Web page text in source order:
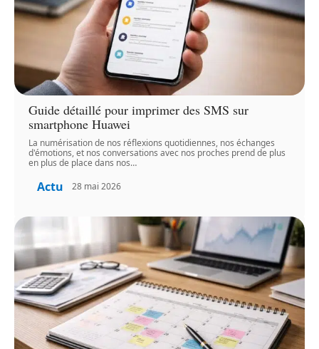
Guide détaillé pour imprimer des SMS sur
smartphone Huawei
La numérisation de nos réflexions quotidiennes, nos échanges
d'émotions, et nos conversations avec nos proches prend de plus
en plus de place dans nos…
Actu 28 mai 2026